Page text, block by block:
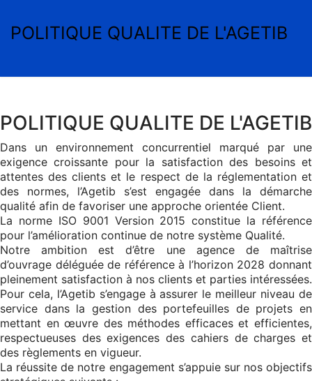
POLITIQUE QUALITE DE L'AGETIB
POLITIQUE QUALITE DE L'AGETIB
Dans un environnement concurrentiel marqué par une
exigence croissante pour la satisfaction des besoins et
attentes des clients et le respect de la réglementation et
des normes, l’Agetib s’est engagée dans la démarche
qualité afin de favoriser une approche orientée Client.
La norme ISO 9001 Version 2015 constitue la référence
pour l’amélioration continue de notre système Qualité.
Notre ambition est d’être une agence de maîtrise
d’ouvrage déléguée de référence à l’horizon 2028 donnant
pleinement satisfaction à nos clients et parties intéressées.
Pour cela, l’Agetib s’engage à assurer le meilleur niveau de
service dans la gestion des portefeuilles de projets en
mettant en œuvre des méthodes efficaces et efficientes,
respectueuses des exigences des cahiers de charges et
des règlements en vigueur.
La réussite de notre engagement s’appuie sur nos objectifs